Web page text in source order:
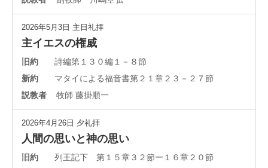
2026年5月3日 主日礼拝
主イエスの権威
旧約
詩編第１３０編１－８節
新約
マタイによる福音書第２１章２３－２７節
説教者
牧師 藤掛順一
2026年4月26日 夕礼拝
人間の思いと神の思い
旧約
列王記下 第１５章３２節ー１６章２０節